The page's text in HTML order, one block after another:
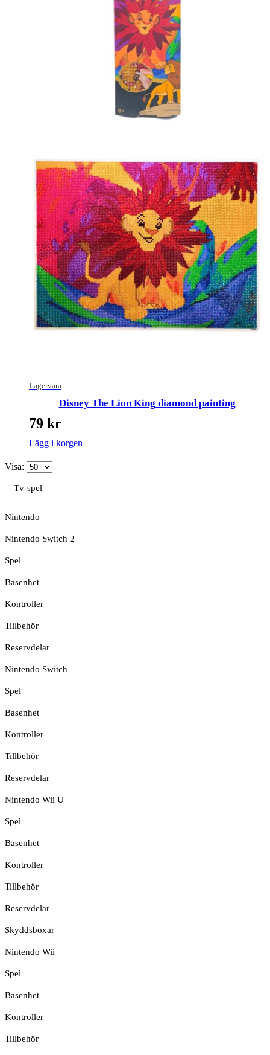
Lagervara
Disney The Lion King diamond painting
79 kr
Lägg i korgen
Visa:
Tv-spel
Nintendo
Nintendo Switch 2
Spel
Basenhet
Kontroller
Tillbehör
Reservdelar
Nintendo Switch
Spel
Basenhet
Kontroller
Tillbehör
Reservdelar
Nintendo Wii U
Spel
Basenhet
Kontroller
Tillbehör
Reservdelar
Skyddsboxar
Nintendo Wii
Spel
Basenhet
Kontroller
Tillbehör